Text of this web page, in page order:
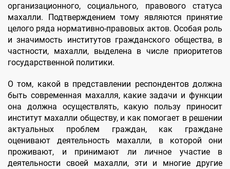
организационного, социального, правового статуса
махалли. Подтверждением тому являются принятие
целого ряда нормативно-правовых актов. Особая роль
и значимость институтов гражданского общества, в
частности, махалли, выделена в числе приоритетов
государственной политики.
О том, какой в представлении респондентов должна
быть современная махалля, какие задачи и функции
она должна осуществлять, какую пользу приносит
институт махалли обществу, и как помогает в решении
актуальных проблем граждан, как граждане
оценивают деятельность махалли, в которой они
проживают, и принимают ли личное участие в
деятельности своей махалли, эти и многие другие